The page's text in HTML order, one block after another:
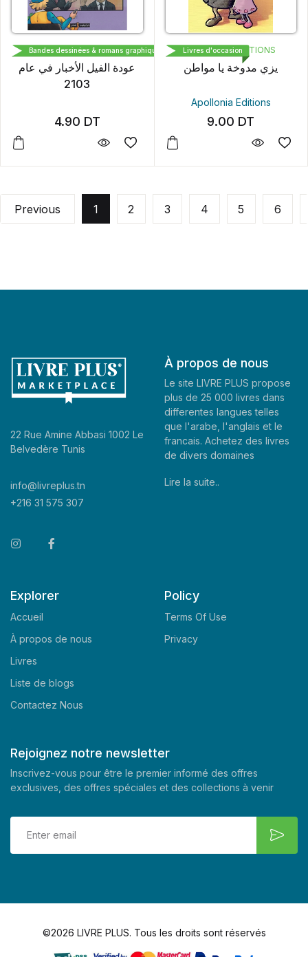
APOLLONIA EDITIONS
عودة الفيل الأخبار في عام
2103
4.90 DT
Bandes dessinées & romans graphiques APOLLONIA EDITIONS
يزي مدوخة يا مواطن
Apollonia Editions
9.00 DT
Livres d'occasion
Previous 1 2 3 4 5 6
22 Rue Amine Abbasi 1002 Le
Belvedère Tunis
info@livreplus.tn
+216 31 575 307
À propos de nous
Le site LIVRE PLUS propose
plus de 25 000 livres dans
differentes langues telles
que l'arabe, l'anglais et le
francais. Achetez des livres
de divers domaines
Lire la suite..
Explorer
Accueil
À propos de nous
Livres
Liste de blogs
Contactez Nous
Policy
Terms Of Use
Privacy
Rejoignez notre newsletter
Inscrivez-vous pour être le premier informé des offres
exclusives, des offres spéciales et des collections à venir
©2026 LIVRE PLUS. Tous les droits sont réservés